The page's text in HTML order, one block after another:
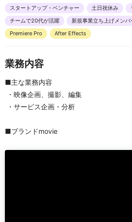
スタートアップ・ベンチャー 土日祝休み
チームで20代が活躍
新規事業立ち上げメンバ
Premiere Pro
After Effects
業務内容
■主な業務内容
・映像企画、撮影、編集
・サービス企画・分析
■ブランドmovie